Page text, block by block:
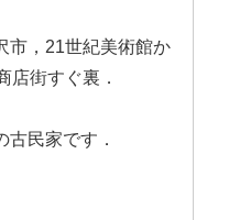
市，21世紀美術館か
店街すぐ裏．
民家です．